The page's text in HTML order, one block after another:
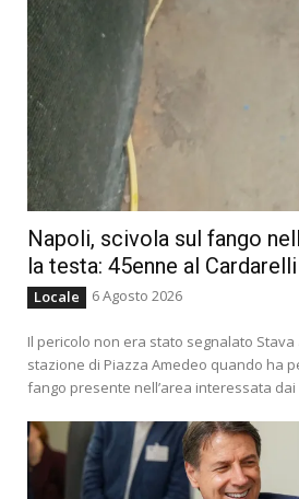
Napoli, scivola sul fango
la testa: 45enne al Cardarelli
Locale 6 Agosto 2026
Il pericolo non era stato segnalato
stazione di Piazza Amedeo quando ha
fango presente nell’area interessata dai